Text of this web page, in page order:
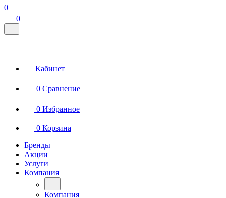
0
0
Кабинет
0 Сравнение
0 Избранное
0 Корзина
Бренды
Акции
Услуги
Компания
Компания